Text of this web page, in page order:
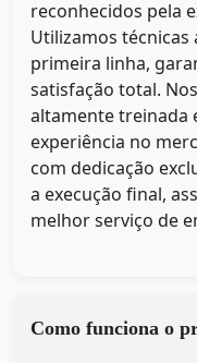
reconhecidos pela
Utilizamos
primeira linha,
satisfação total.
altamente treinada
experiência no
com dedicação
a execução final,
melhor serviço de